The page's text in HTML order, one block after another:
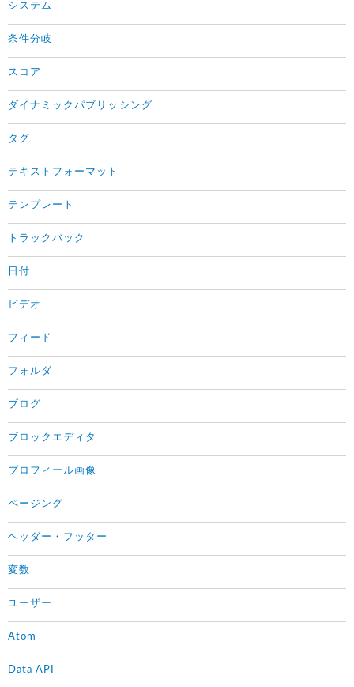
システム
条件分岐
スコア
ダイナミックパブリッシング
タグ
テキストフォーマット
テンプレート
トラックバック
日付
ビデオ
フィード
フォルダ
ブログ
ブロックエディタ
プロフィール画像
ページング
ヘッダー・フッター
変数
ユーザー
Atom
Data API